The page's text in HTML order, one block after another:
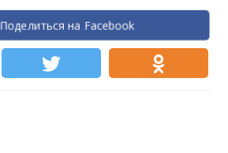
Поделиться на Facebook